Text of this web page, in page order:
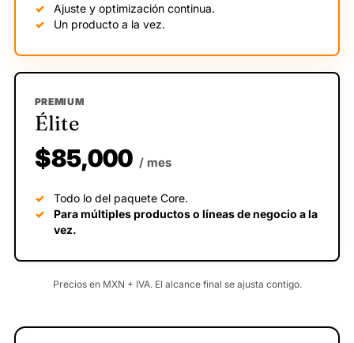
Ajuste y optimización continua.
Un producto a la vez.
PREMIUM
Élite
$85,000 / mes
Todo lo del paquete Core.
Para múltiples productos o líneas de negocio a la
vez.
Precios en MXN + IVA. El alcance final se ajusta contigo.